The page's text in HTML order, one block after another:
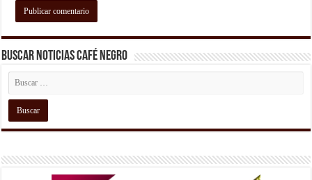
Buscar Noticias Café Negro